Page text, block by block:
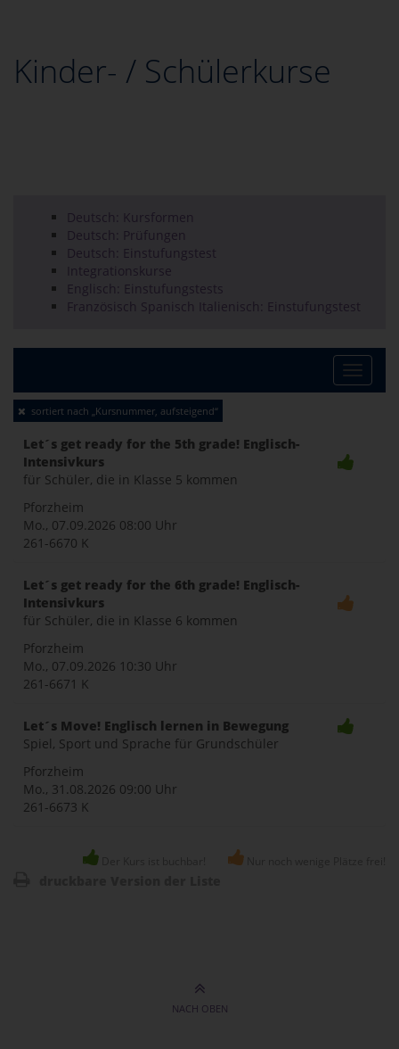
Kinder- / Schülerkurse
Deutsch: Kursformen
Deutsch: Prüfungen
Deutsch: Einstufungstest
Integrationskurse
Englisch: Einstufungstests
Französisch Spanisch Italienisch: Einstufungstest
Toggle
sortiert nach „Kursnummer, aufsteigend“
Let´s get ready for the 5th grade! Englisch-
Intensivkurs
für Schüler, die in Klasse 5 kommen
Pforzheim
Mo., 07.09.2026 08:00 Uhr
261-6670 K
Let´s get ready for the 6th grade! Englisch-
Intensivkurs
für Schüler, die in Klasse 6 kommen
Pforzheim
Mo., 07.09.2026 10:30 Uhr
261-6671 K
Let´s Move! Englisch lernen in Bewegung
Spiel, Sport und Sprache für Grundschüler
Pforzheim
Mo., 31.08.2026 09:00 Uhr
261-6673 K
NACH OBEN